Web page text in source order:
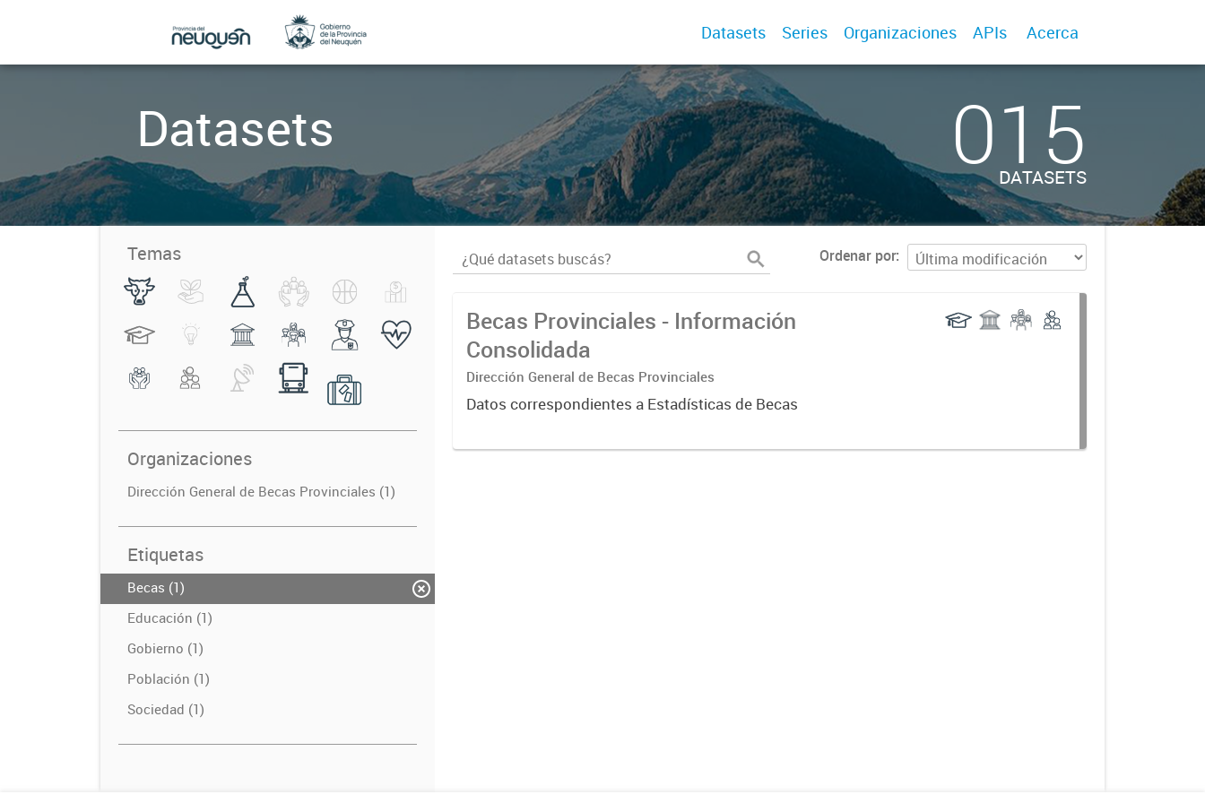
Datasets Series Organizaciones APIs Acerca
Datasets 015
DATASETS
Temas
Organizaciones
Dirección General de Becas Provinciales (1)
Etiquetas
Becas (1)
Educación (1)
Gobierno (1)
Población (1)
Sociedad (1)
Ordenar por
Becas Provinciales - Información
Consolidada
Dirección General de Becas Provinciales
Datos correspondientes a Estadísticas de Becas